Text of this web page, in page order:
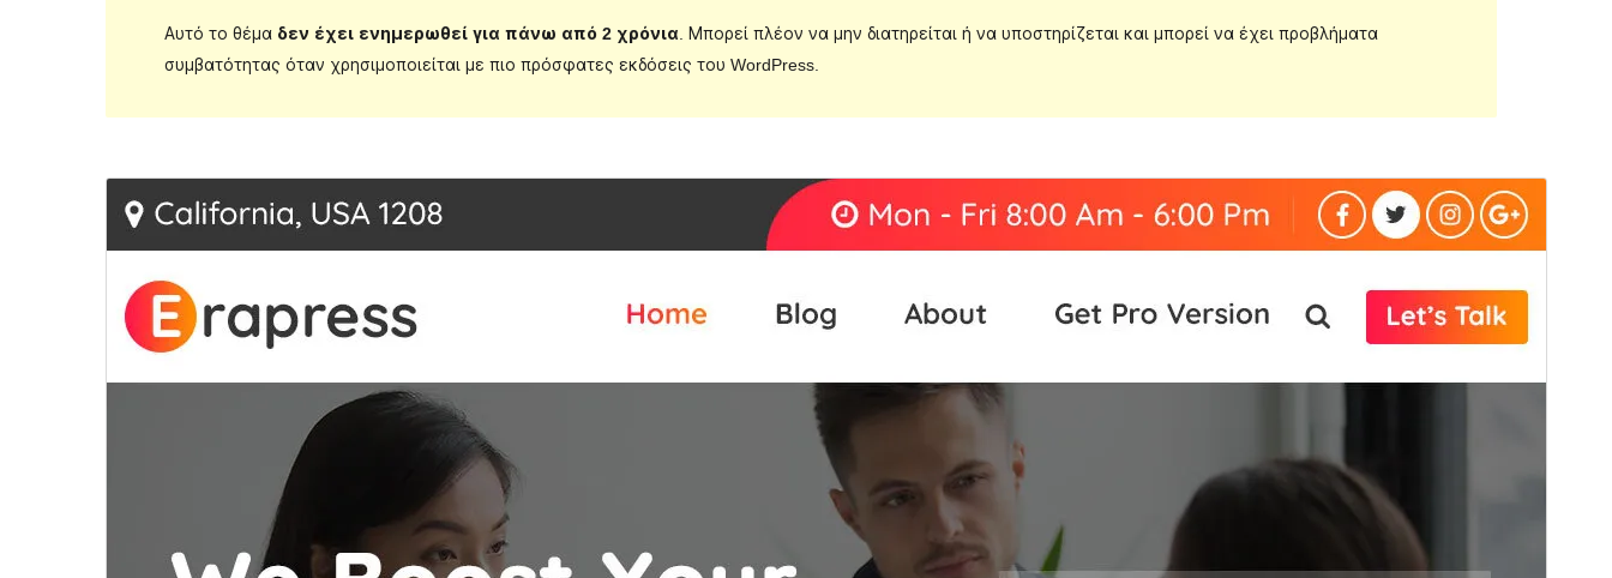
Αυτό το θέμα δεν έχει ενημερωθεί για πάνω από 2 χρόνια . Μπορεί πλέον να μην διατηρείται ή να υποστηρίζεται και μπορεί να έχει προβλήματα
συμβατότητας όταν χρησιμοποιείται με πιο πρόσφατες εκδόσεις του WordPress.
Αυτό το θέμα είναι δωρεάν αλλά προσφέρει
ΠροεπισκόπησηΛήψη
Έκδοση
4.3
Αρχική σελίδα θέματος